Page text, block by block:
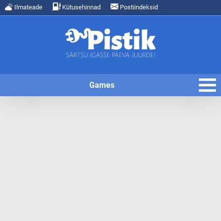
Ilmateade Kütusehinnad Postiindeksid
Games